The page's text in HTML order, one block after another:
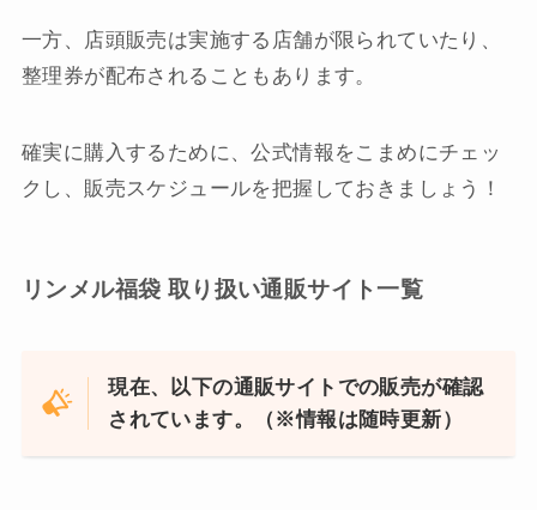
一方、店頭販売は実施する店舗が限られていたり、
整理券が配布されることもあります。
確実に購入するために、公式情報をこまめにチェッ
クし、販売スケジュールを把握しておきましょう！
リンメル福袋 取り扱い通販サイト一覧
現在、以下の通販サイトでの販売が確認
されています。（※情報は随時更新）